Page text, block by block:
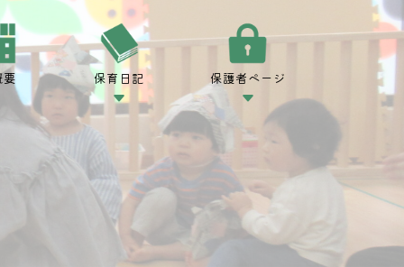
要 保育日記 保護者ページ